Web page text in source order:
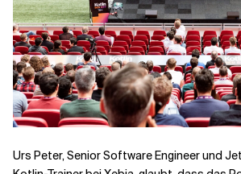
Urs Peter, Senior Software Engineer und